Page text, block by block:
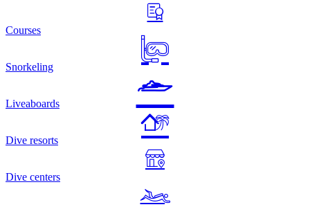
Courses
Snorkeling
Liveaboards
Dive resorts
Dive centers